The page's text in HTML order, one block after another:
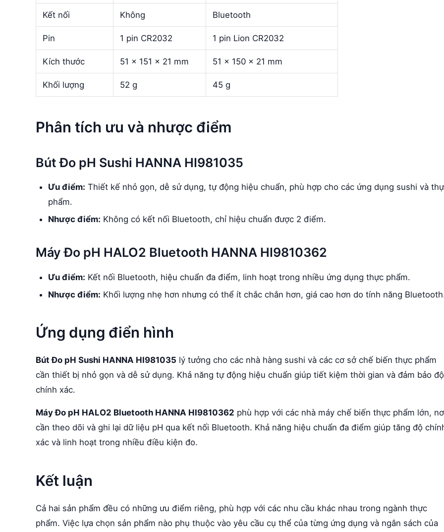
Kết nối Không Bluetooth
Pin 1 pin CR2032 1 pin Lion CR2032
Kích thước 51 x 151 x 21 mm 51 x 150 x 21 mm
Khối lượng 52 g 45 g
Phân tích ưu và nhược điểm
Bút Đo pH Sushi HANNA HI981035
Ưu điểm: Thiết kế nhỏ gọn, dễ sử dụng, tự động hiệu chuẩn, phù hợp cho các ứng dụng sushi và
phẩm.
Nhược điểm: Không có kết nối Bluetooth, chỉ hiệu chuẩn được 2 điểm.
Máy Đo pH HALO2 Bluetooth HANNA HI9810362
Ưu điểm: Kết nối Bluetooth, hiệu chuẩn đa điểm, linh hoạt trong nhiều ứng dụng thực phẩm.
Nhược điểm: Khối lượng nhẹ hơn nhưng có thể ít chắc chắn hơn, giá cao hơn do tính năng
Ứng dụng điển hình
Bút Đo pH Sushi HANNA HI981035 lý tưởng cho các nhà hàng sushi và các cơ sở chế biến thực phẩm
cần thiết bị nhỏ gọn và dễ sử dụng. Khả năng tự động hiệu chuẩn giúp tiết kiệm thời gian và đảm bảo độ
chính xác.
Máy Đo pH HALO2 Bluetooth HANNA HI9810362 phù hợp với các nhà máy chế biến thực phẩm lớn,
cần theo dõi và ghi lại dữ liệu pH qua kết nối Bluetooth. Khả năng hiệu chuẩn đa điểm giúp tăng độ
xác và linh hoạt trong nhiều điều kiện đo.
Kết luận
Cả hai sản phẩm đều có những ưu điểm riêng, phù hợp với các nhu cầu khác nhau trong ngành thực
phẩm. Việc lựa chọn sản phẩm nào phụ thuộc vào yêu cầu cụ thể của từng ứng dụng và ngân sách của